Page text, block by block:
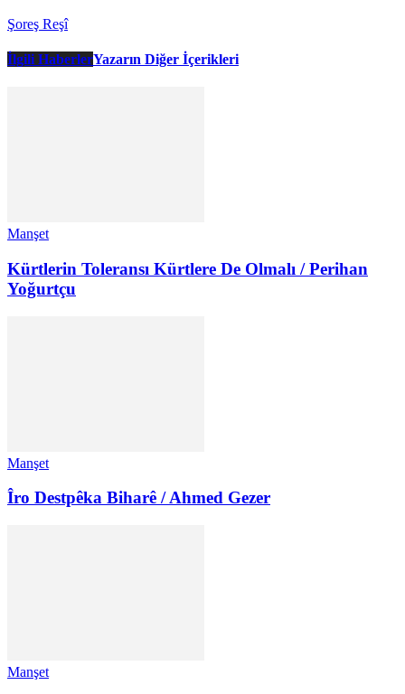
Şoreş Reşî
İlgili HaberlerYazarın Diğer İçerikleri
Manşet
Kürtlerin Toleransı Kürtlere De Olmalı / Perihan
Yoğurtçu
Manşet
Îro Destpêka Biharê / Ahmed Gezer
Manşet